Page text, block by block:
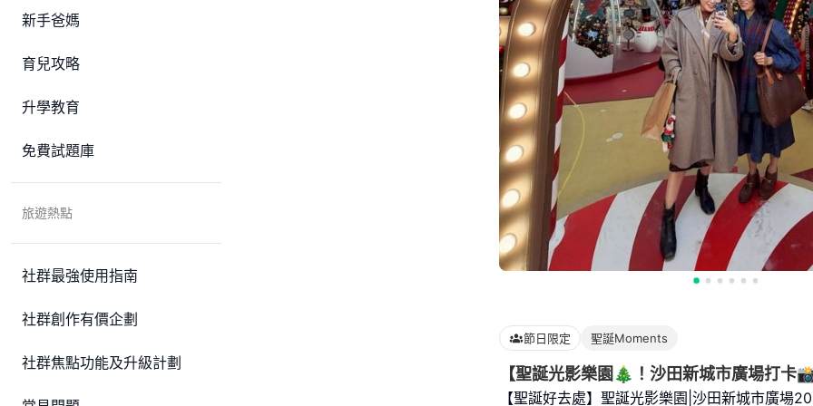
新手爸媽
育兒攻略
升學教育
免費試題庫
旅遊熱點
社群最強使用指南
社群創作有價企劃
社群焦點功能及升級計劃
節日限定 聖誕Moments
【聖誕光影樂園🎄！沙田新城市廣場打卡
【聖誕好去處】聖誕光影樂園|沙田新城市廣場